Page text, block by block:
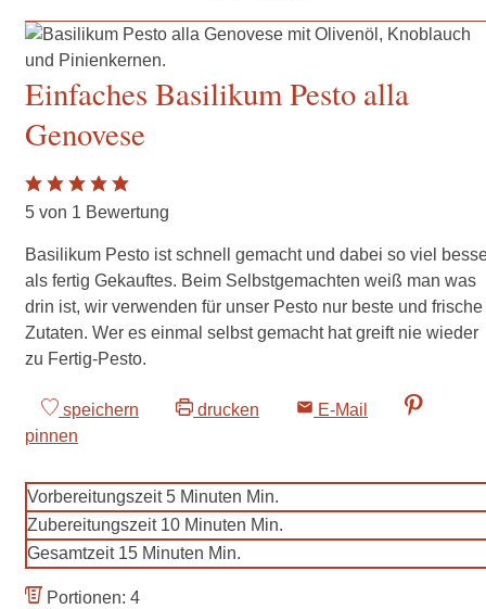
Einfaches Basilikum Pesto alla
Genovese
5 von 1 Bewertung
Basilikum Pesto ist schnell gemacht und dabei so viel
als fertig Gekauftes. Beim Selbstgemachten weiß man was
drin ist, wir verwenden für unser Pesto nur beste und frische
Zutaten. Wer es einmal selbst gemacht hat greift nie wieder
zu Fertig-Pesto.
speichern drucken
E-Mail
pinnen
Vorbereitungszeit 5 Minuten Min.
Zubereitungszeit 10 Minuten Min.
Gesamtzeit 15 Minuten Min.
Portionen: 4